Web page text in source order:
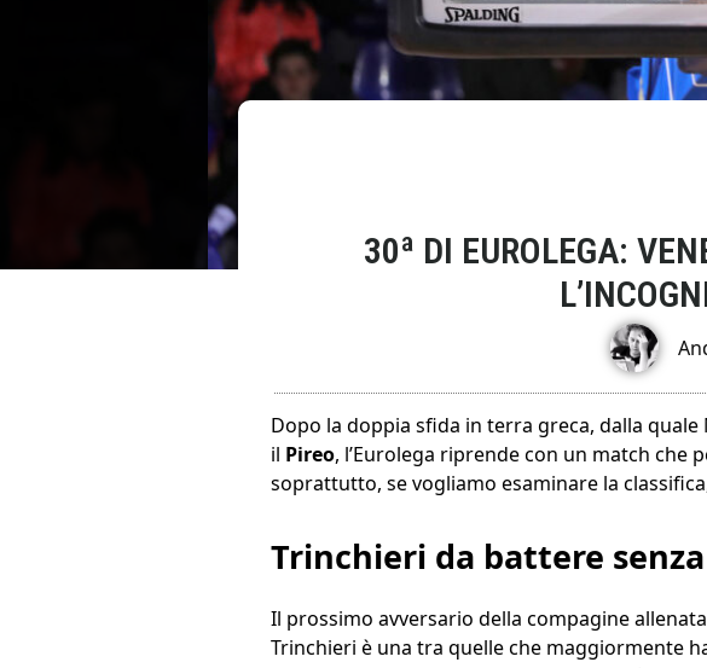
30ª DI EUROLEGA:
Dopo la doppia sfida in terra greca, dalla
il Pireo, l’Eurolega riprende con un match
soprattutto, se vogliamo esaminare la
Trinchieri da battere
Il prossimo avversario della compagine
Trinchieri è una tra quelle che maggiormente